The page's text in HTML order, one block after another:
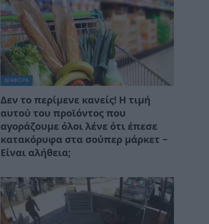
ΔΙΆΦΟΡΑ
Δεν το περίμενε κανείς! Η τιμή
αυτού του προϊόντος που
αγοράζουμε όλοι λένε ότι έπεσε
κατακόρυφα στα σούπερ μάρκετ –
Είναι αλήθεια;